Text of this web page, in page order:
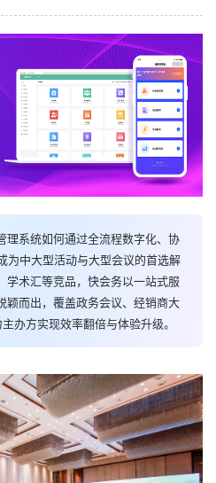
理系统如何通过全流程数字化、协
为中大型活动与大型会议的首选解
学术汇等竞品，快会务以一站式服
颖而出，覆盖政务会议、经销商大
办方实现效率翻倍与体验升级。